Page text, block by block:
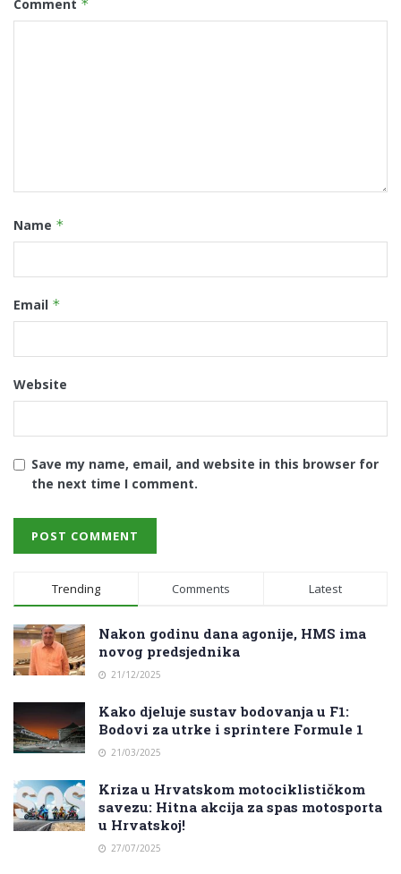
Comment *
Name *
Email *
Website
Save my name, email, and website in this browser for
the next time I comment.
Trending Comments Latest
Nakon godinu dana agonije, HMS ima
novog predsjednika
21/12/2025
Kako djeluje sustav bodovanja u F1:
Bodovi za utrke i sprintere Formule 1
21/03/2025
Kriza u Hrvatskom motociklističkom
savezu: Hitna akcija za spas motosporta
u Hrvatskoj!
27/07/2025